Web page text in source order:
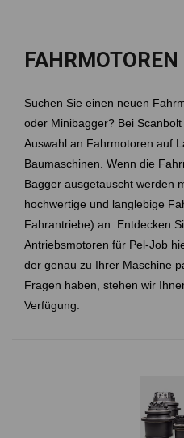
Suchen Sie einen neuen
oder Minibagger? Bei
Auswahl an Fahrmotoren auf
Baumaschinen. Wenn die
Bagger ausgetauscht werden
hochwertige und langlebige
Fahrantriebe) an. Entdecken
Antriebsmotoren für Pel-Job
der genau zu Ihrer Maschine
Fragen haben, stehen wir
Verfügung.